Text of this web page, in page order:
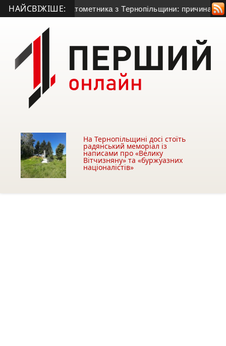
НАЙСВІЖІШЕ:
гранатометника з Тернопільщини: причина смерті –
На Тернопільщині досі стоїть
радянський меморіал із
написами про «Велику
Вітчизняну» та «буржуазних
націоналістів»